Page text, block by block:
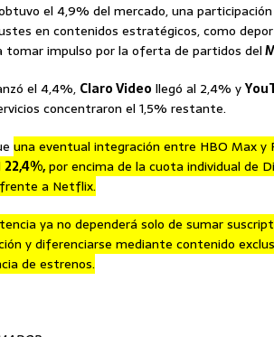
el 4,9% del mercado, una participación
en contenidos estratégicos, como
tomar impulso por la oferta de partidos del
el 4,4%, Claro Video llegó al 2,4% y
concentraron el 1,5% restante.
una eventual integración entre HBO Max y
22,4%,por encima de la cuota individual de
a Netflix.
ya no dependerá solo de sumar
y diferenciarse mediante contenido
de estrenos.